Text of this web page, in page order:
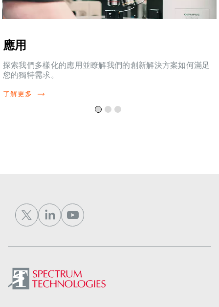
應用
探索我們多樣化的應用並瞭解我們的創新解決方案如何滿足
您的獨特需求。
了解更多